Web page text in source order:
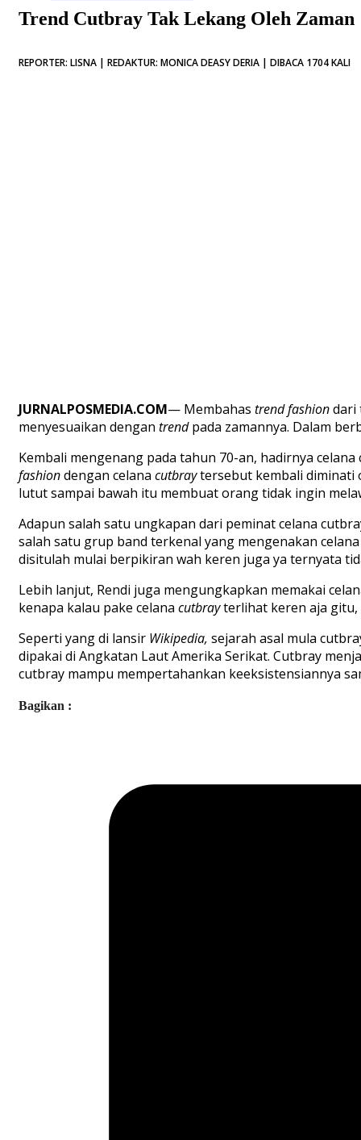
Trend Cutbray Tak Lekang Oleh Zaman
REPORTER: LISNA | REDAKTUR: MONICA DEASY DERIA | DIBACA 1704 KALI
JURNALPOSMEDIA.COM— Membahas trend fashiondari
menyesuaikan dengan trendpada zamannya. Dalam
Kembali mengenang pada tahun 70-an, hadirnya
fashiondengan celana cutbraytersebut kembali diminati
lutut sampai bawah itu membuat orang tidak ingin
Adapun salah satu ungkapan dari peminat celana
salah satu grup band terkenal yang mengenakan
disitulah mulai berpikiran wah keren juga ya ternyata
Lebih lanjut, Rendi juga mengungkapkan memakai
kenapa kalau pake celana cutbrayterlihat keren aja gitu,
Seperti yang di lansir Wikipedia, sejarah asal mula
dipakai di Angkatan Laut Amerika Serikat. Cutbray
cutbray mampu mempertahankan keeksistensiannya
Bagikan :